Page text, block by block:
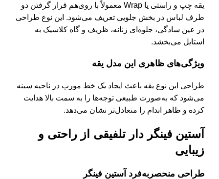
یقه چپ و راستی یا Wrap معمولاً با روی‌هم قرار گرفتن دو
طرف لباس در بخش جلویی تعریف می‌شود. این نوع طراحی
در عین سادگی، جلوه‌ای زنانه، ظریف و گاه کلاسیک به
استایل می‌بخشد.
ویژگی‌های ظاهری این مدل یقه
طراحی این نوع یقه باعث ایجاد یک خط مورب در ناحیه سینه
می‌شود که به‌صورت طبیعی توجه‌ها را به سمت بالا هدایت
کرده و ظاهر اندام را متعادل‌تر نشان می‌دهد.
آستین فینگر دار تلفیقی از راحتی و
زیبایی
طراحی منحصربه‌فرد آستین فینگر